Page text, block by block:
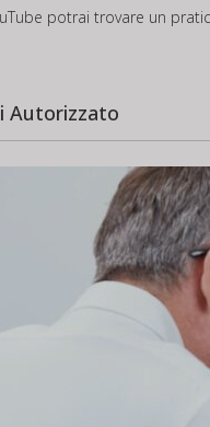
potrai trovare un
Autorizzato